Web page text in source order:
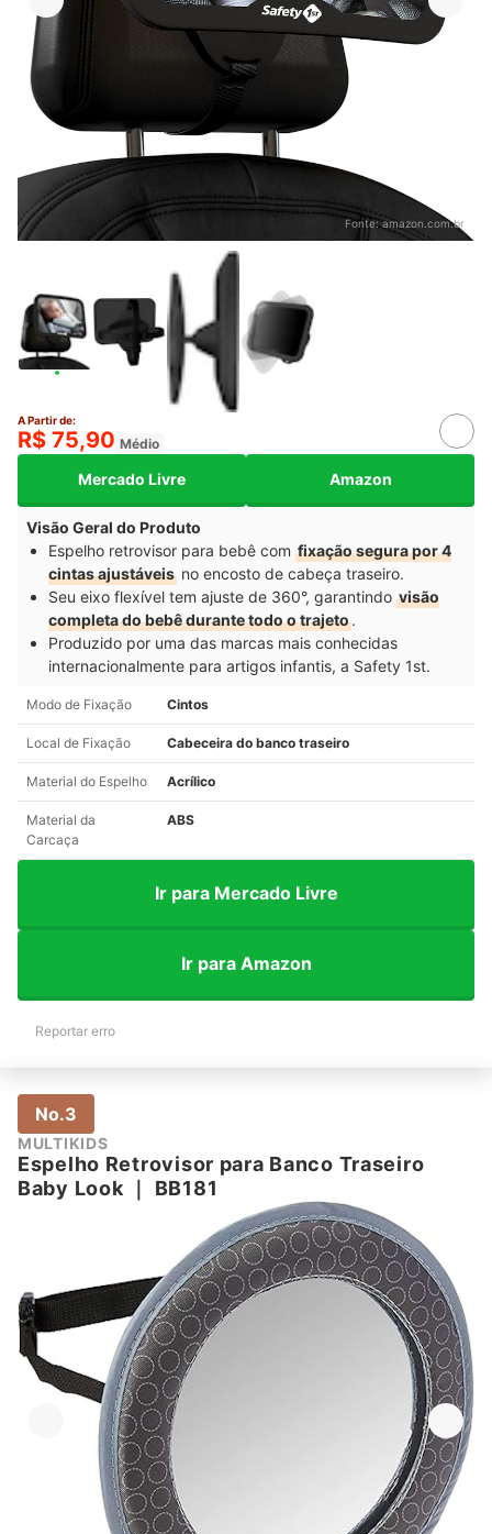
Fonte:amazon.com.br
A Partir de:
R$ 75,90 Médio
Mercado Livre Amazon
Visão Geral do Produto
Espelho retrovisor para bebê com fixação segura por 4
cintas ajustáveis no encosto de cabeça traseiro.
Seu eixo flexível tem ajuste de 360°, garantindo visão
completa do bebê durante todo o trajeto.
Produzido por uma das marcas mais conhecidas
internacionalmente para artigos infantis, a Safety 1st.
Modo de Fixação Cintos
Local de Fixação Cabeceira do banco traseiro
Material do Espelho Acrílico
Material da
Carcaça
ABS
Ir para Mercado Livre
Ir para Amazon
Reportar erro
No.3
MULTIKIDS
Espelho Retrovisor para Banco Traseiro
Baby Look｜ BB181